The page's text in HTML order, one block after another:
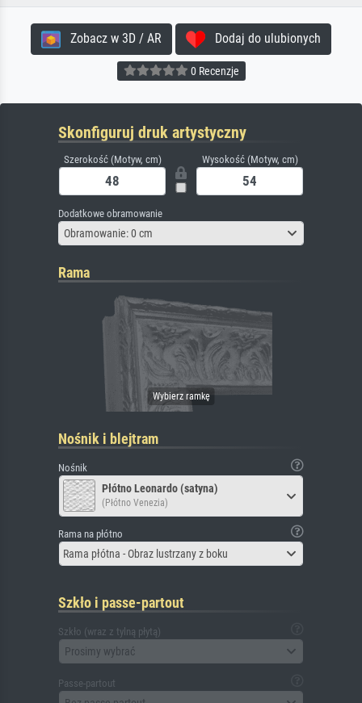
Zobacz w 3D / AR Dodaj do ulubionych
0 Recenzje
Skonfiguruj druk artystyczny
Szerokość (Motyw, cm) Wysokość (Motyw, cm)
Dodatkowe obramowanie
Obramowanie: 0 cm
Rama
Nośnik i blejtram
Nośnik
Płótno Leonardo (satyna)
(Płótno Venezia)
Rama na płótno
Rama płótna - Obraz lustrzany z boku
Szkło i passe-partout
Szkło (wraz z tylną płytą)
Prosimy wybrać
Passe-partout